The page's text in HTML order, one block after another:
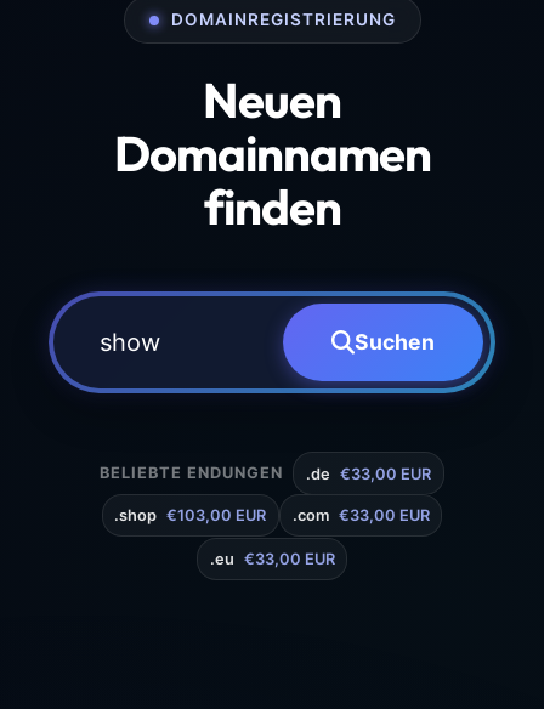
DOMAINREGISTRIERUNG
Neuen
Domainnamen
finden
Suchen
BELIEBTE ENDUNGEN .de €33,00 EUR
.shop €103,00 EUR .com €33,00 EUR
.eu €33,00 EUR